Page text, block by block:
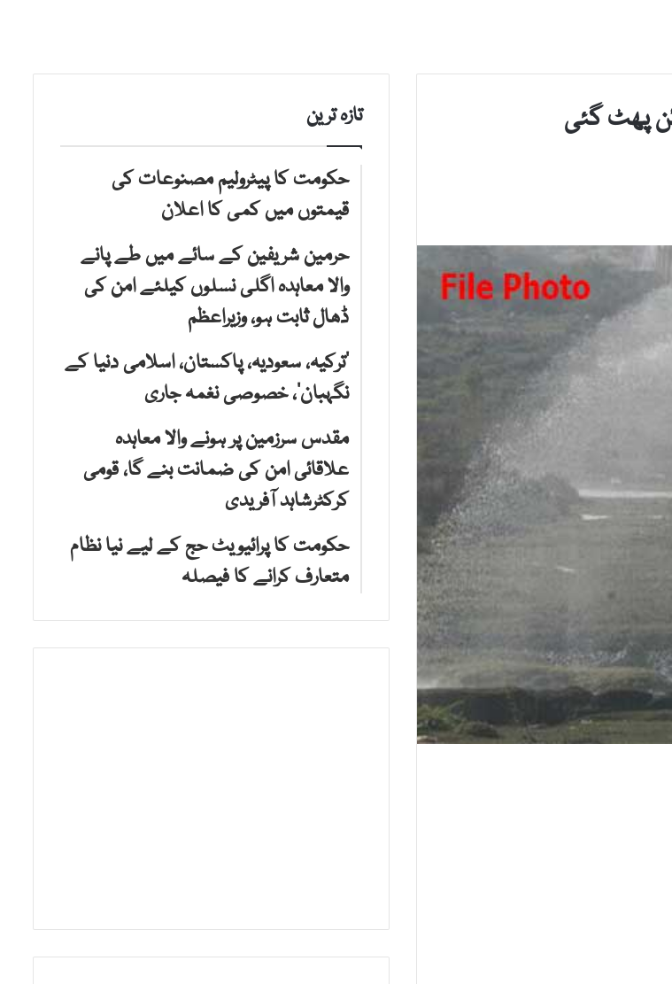
تازہ ترین
حکومت کا پیٹرولیم مصنوعات کی
قیمتوں میں کمی کا اعلان
حرمین شریفین کے سائے میں طے پانے
والا معاہدہ اگلی نسلوں کیلئے امن کی
ڈھال ثابت ہو، وزیراعظم
‘ترکیہ، سعودیہ، پاکستان، اسلامی دنیا کے
نگہبان’، خصوصی نغمہ جاری
مقدس سرزمین پر ہونے والا معاہدہ
علاقائی امن کی ضمانت بنے گا، قومی
کرکٹرشاہد آفریدی
حکومت کا پرائیویٹ حج کے لیے نیا نظام
متعارف کرانے کا فیصلہ